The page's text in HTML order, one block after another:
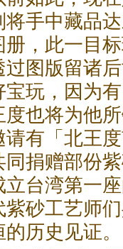
手中藏品
，此一目
图版留诸
玩，因为
度也将为他
有「北王
捐赠部份
台湾第一
砂工艺师
历史见证。